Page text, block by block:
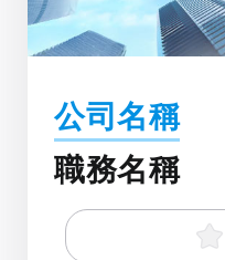
公司名稱
職務名稱